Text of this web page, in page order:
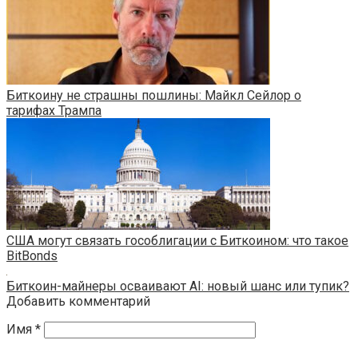
Биткоину не страшны пошлины: Майкл Сейлор о
тарифах Трампа
США могут связать гособлигации с Биткоином: что такое
BitBonds
Биткоин-майнеры осваивают AI: новый шанс или тупик?
Добавить комментарий
Имя *